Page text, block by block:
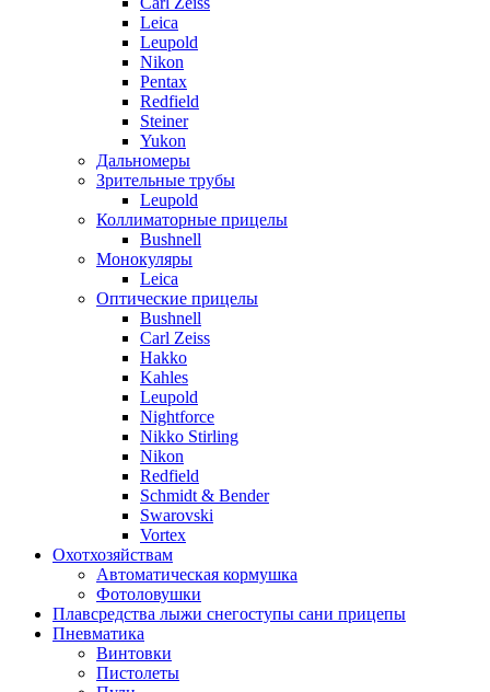
Leica
Leupold
Nikon
Pentax
Redfield
Steiner
Yukon
Дальномеры
Зрительные трубы
Leupold
Коллиматорные прицелы
Bushnell
Монокуляры
Leica
Оптические прицелы
Bushnell
Carl Zeiss
Hakko
Kahles
Leupold
Nightforce
Nikko Stirling
Nikon
Redfield
Schmidt & Bender
Swarovski
Vortex
Охотхозяйствам
Автоматическая кормушка
Фотоловушки
Плавсредства лыжи снегоступы сани прицепы
Пневматика
Винтовки
Пистолеты